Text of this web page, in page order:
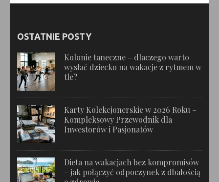
OSTATNIE POSTY
Kolonie taneczne – dlaczego warto
wysłać dziecko na wakacje z rytmem w
tle?
Karty Kolekcjonerskie w 2026 Roku –
Kompleksowy Przewodnik dla
Inwestorów i Pasjonatów
Dieta na wakacjach bez kompromisów
– jak połączyć odpoczynek z dbałością